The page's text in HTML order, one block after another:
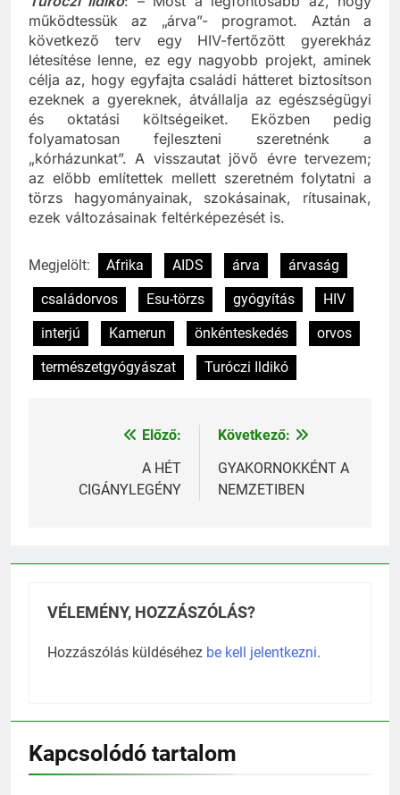
Turóczi Ildikó
: – Most a legfontosabb az, hogy
működtessük az „árva”- programot. Aztán a
következő terv egy HIV-fertőzött gyerekház
létesítése lenne, ez egy nagyobb projekt, aminek
célja az, hogy egyfajta családi hátteret biztosítson
ezeknek a gyereknek, átvállalja az egészségügyi
és oktatási költségeiket. Eközben pedig
folyamatosan fejleszteni szeretnénk a
„kórházunkat”. A visszautat jövő évre tervezem;
az előbb említettek mellett szeretném folytatni a
törzs hagyományainak, szokásainak, rítusainak,
Afrika AIDS árva
árvaság
családorvos
Esu-törzs gyógyítás
HIV
interjú
Kamerun önkénteskedés
orvos
természetgyógyászat
Turóczi Ildikó
navigáció A HÉT
GYAKORNOKKÉNT A
Kapcsolódó tartalom